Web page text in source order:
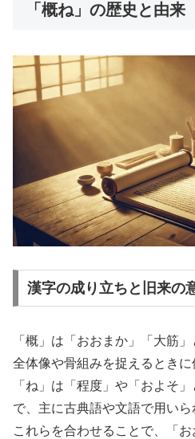
「概ね」の歴史と由来
漢字の成り立ちと旧来の
「概」は「おおまか」「大筋
全体像や骨組みを捉えるときに
「ね」は「程度」や「およそ
で、主に古典語や文語で用いら
これらを合わせることで、「